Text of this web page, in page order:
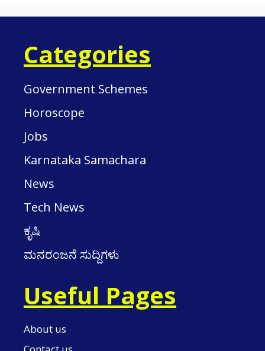
Categories
Government Schemes
Horoscope
Jobs
Karnataka Samachara
News
Tech News
ಕೃಷಿ
ಮನರಂಜನೆ ಸುದ್ದಿಗಳು
Useful Pages
About us